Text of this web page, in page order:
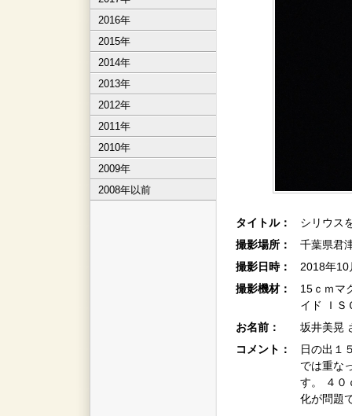
2016年
2015年
2014年
2013年
2012年
2011年
2010年
2009年
2008年以前
タイトル：
シリウス
撮影場所：
千葉県君
撮影日時：
2018年
撮影機材：
15ｃｍマ
イド Ｉ
お名前：
坂井美晃
コメント：
日の出１
では重な
す。 ４０
化が問題